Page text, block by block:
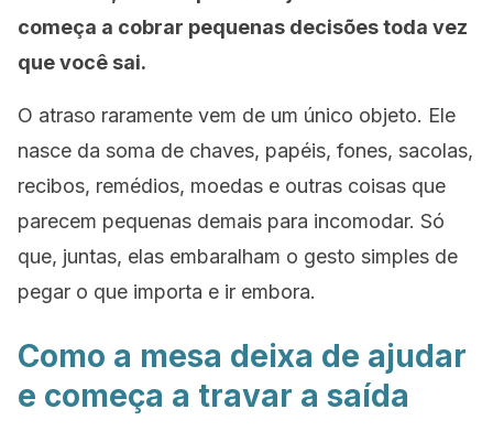
começa a cobrar pequenas decisões toda vez
que você sai.
O atraso raramente vem de um único objeto. Ele
nasce da soma de chaves, papéis, fones, sacolas,
recibos, remédios, moedas e outras coisas que
parecem pequenas demais para incomodar. Só
que, juntas, elas embaralham o gesto simples de
pegar o que importa e ir embora.
Como a mesa deixa de ajudar
e começa a travar a saída